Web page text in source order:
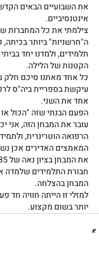
את השבועיים הבאים
אינטנסיביים.
צילמתי את כל המחברות
ה"חרשניות" ביותר בכיתה,
תלמידים, ולמדנו יחד
הקטנות של הלילה.
כל אחד מאתנו סיכם חלק
עיקשת בספריית ביה"ס
אחד את השני.
הפעם הבנתי שזה "הכול
עובר את המבחן הזה, אני
הרפואה הוטרינרית,
המאמצים האדירים אכן
חבורת התלמידים שלמדה
המבחן בהצלחה.
למזלי זו הייתה חוויה חד
יותר בשום מקצוע.